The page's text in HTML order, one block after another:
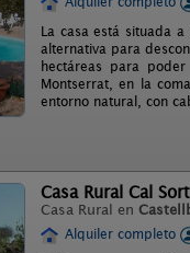
La casa está situada
alternativa para
hectáreas para
Montserrat, en la
entorno natural, con
Casa Rural Cal Sort
Casa Rural en
Alquiler completo